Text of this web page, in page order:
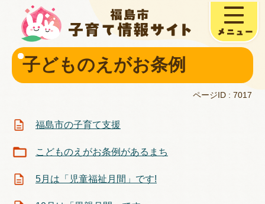
子どものえがお条例
ページID : 7017
福島市の子育て支援
こどものえがお条例があるまち
5月は「児童福祉月間」です!